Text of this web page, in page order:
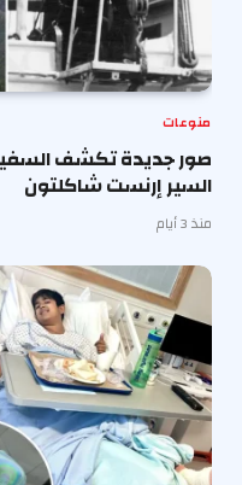
منوعات
صور جديدة تكشف
السير إرنست شاكلتون
منذ 3 أيام